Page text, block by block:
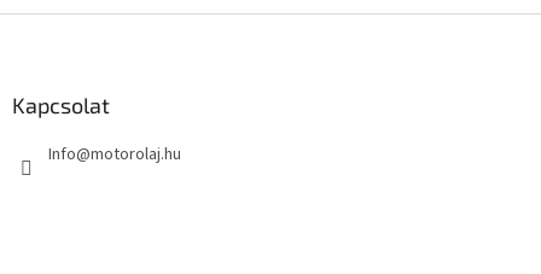
Kapcsolat
Info@motorolaj.hu